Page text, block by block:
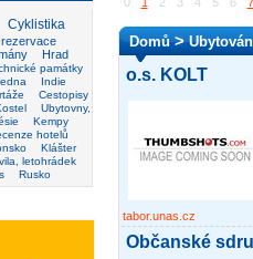
Cyklistika
rezervace
Hrad
památky
Indie
Cestopisy
Ubytovny,
Kempy
hotelů
Klášter
letohrádek
Rusko
Domů>
o.s. KOLT
tabor.unas.cz
Občanské